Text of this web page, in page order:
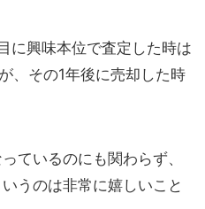
に興味本位で査定した時は
、その1年後に売却した時
ているのにも関わらず、
うのは非常に嬉しいこと